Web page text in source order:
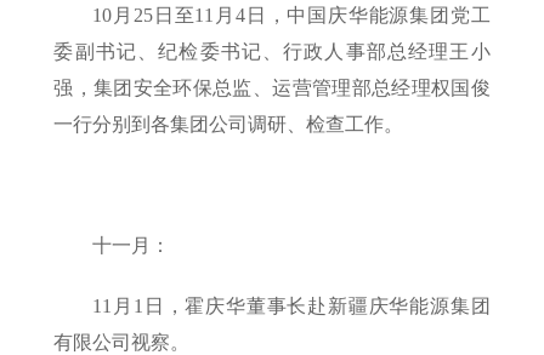
10月25日至11月4日，中国庆华能源集团党工
委副书记、纪检委书记、行政人事部总经理王小
强，集团安全环保总监、运营管理部总经理权国俊
一行分别到各集团公司调研、检查工作。
十一月：
11月1日，霍庆华董事长赴新疆庆华能源集团
有限公司视察。